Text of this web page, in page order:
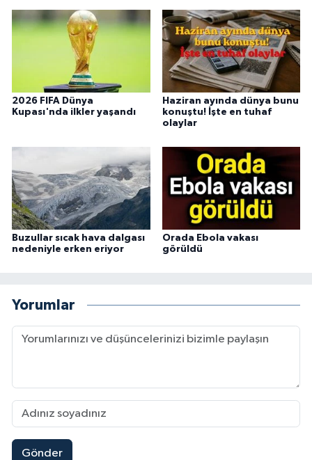
2026 FIFA Dünya
Kupası'nda ilkler yaşandı
Haziran ayında dünya bunu
konuştu! İşte en tuhaf
olaylar
Buzullar sıcak hava dalgası
nedeniyle erken eriyor
Orada Ebola vakası
görüldü
Yorumlar
Gönder